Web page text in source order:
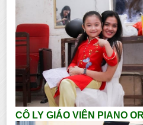
CÔ LY GIÁO VIÊN PIANO